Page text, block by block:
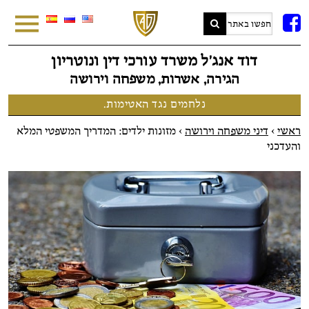
FB
דוד אנג׳ל משרד עורכי דין ונוטריון
הגירה, אשרות, משפחה וירושה
נלחמים נגד האטימות.
ראשי > דיני משפחה וירושה > מזונות ילדים: המדריך המשפטי המלא
והעדכני